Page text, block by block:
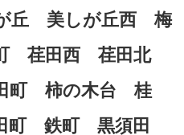
丘 美しが丘西 梅
荏田西 荏田北
町 柿の木台 桂
町 鉄町 黒須田